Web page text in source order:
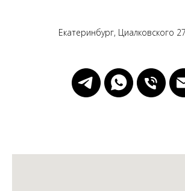
Екатеринбург, Циалковского